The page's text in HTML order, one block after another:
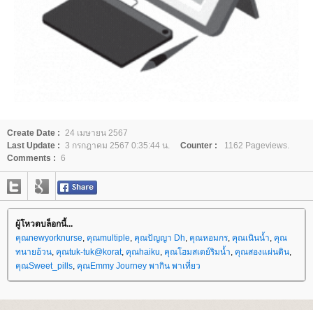
Create Date : 24 เมษายน 2567
Last Update : 3 กรกฎาคม 2567 0:35:44 น. Counter :
1162 Pageviews.
Comments : 6
ผู้โหวตบล็อกนี้...
คุณnewyorknurse, คุณmultiple, คุณปัญญา Dh, คุณหอมกร, คุณเนินน้ำ, คุณ
ทนายอ้วน, คุณtuk-tuk@korat, คุณhaiku, คุณโฮมสเตย์ริมน้ำ, คุณสองแผ่นดิน,
คุณSweet_pills, คุณEmmy Journey พากิน พาเที่ยว